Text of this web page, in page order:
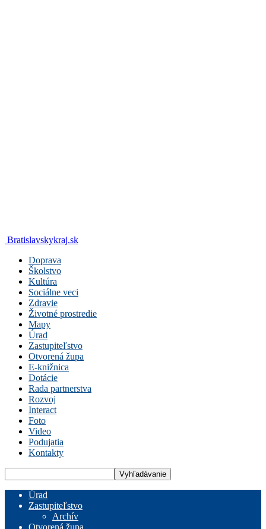
Bratislavskykraj.sk
Doprava
Školstvo
Kultúra
Sociálne veci
Zdravie
Životné prostredie
Mapy
Úrad
Zastupiteľstvo
Otvorená župa
E-knižnica
Dotácie
Rada partnerstva
Rozvoj
Interact
Foto
Video
Podujatia
Kontakty
Úrad
Zastupiteľstvo
Archív
Otvorená župa